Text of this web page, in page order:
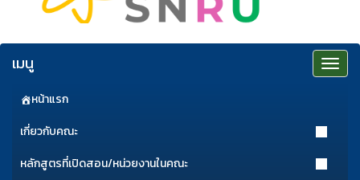
Toggle
เมนู
หน้าแรก
เกี่ยวกับคณะ
หลักสูตรที่เปิดสอน/หน่วยงานในคณะ